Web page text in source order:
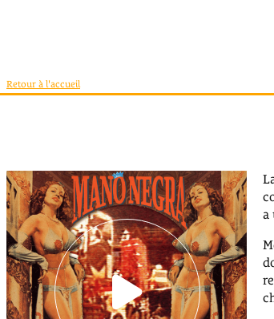
Retour à l'accueil
a